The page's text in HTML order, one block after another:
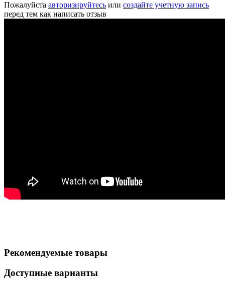
Пожалуйста авторизируйтесь или создайте учетную запись
перед тем как написать отзыв
Рекомендуемые товары
Доступные варианты